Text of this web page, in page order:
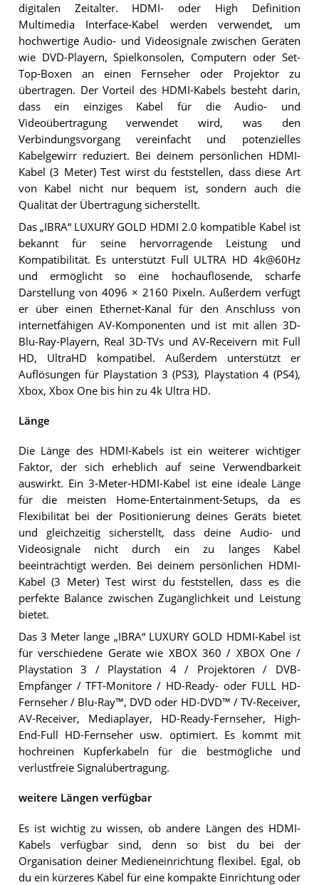
digitalen Zeitalter. HDMI- oder High Definition
Multimedia Interface-Kabel werden verwendet, um
hochwertige Audio- und Videosignale zwischen Geräten
wie DVD-Playern, Spielkonsolen, Computern oder Set-
Top-Boxen an einen Fernseher oder Projektor zu
übertragen. Der Vorteil des HDMI-Kabels besteht darin,
dass ein einziges Kabel für die Audio- und
Videoübertragung verwendet wird, was den
Verbindungsvorgang vereinfacht und potenzielles
Kabelgewirr reduziert. Bei deinem persönlichen HDMI-
Kabel (3 Meter) Test wirst du feststellen, dass diese Art
von Kabel nicht nur bequem ist, sondern auch die
Qualität der Übertragung sicherstellt.
Das „IBRA“ LUXURY GOLD HDMI 2.0 kompatible Kabel ist
bekannt für seine hervorragende Leistung und
Kompatibilität. Es unterstützt Full ULTRA HD 4k@60Hz
und ermöglicht so eine hochauflösende, scharfe
Darstellung von 4096 × 2160 Pixeln. Außerdem verfügt
er über einen Ethernet-Kanal für den Anschluss von
internetfähigen AV-Komponenten und ist mit allen 3D-
Blu-Ray-Playern, Real 3D-TVs und AV-Receivern mit Full
HD, UltraHD kompatibel. Außerdem unterstützt er
Auflösungen für Playstation 3 (PS3), Playstation 4 (PS4),
Xbox, Xbox One bis hin zu 4k Ultra HD.
Länge
Die Länge des HDMI-Kabels ist ein weiterer wichtiger
Faktor, der sich erheblich auf seine Verwendbarkeit
auswirkt. Ein 3-Meter-HDMI-Kabel ist eine ideale Länge
für die meisten Home-Entertainment-Setups, da es
Flexibilität bei der Positionierung deines Geräts bietet
und gleichzeitig sicherstellt, dass deine Audio- und
Videosignale nicht durch ein zu langes Kabel
beeinträchtigt werden. Bei deinem persönlichen HDMI-
Kabel (3 Meter) Test wirst du feststellen, dass es die
perfekte Balance zwischen Zugänglichkeit und Leistung
bietet.
Das 3 Meter lange „IBRA“ LUXURY GOLD HDMI-Kabel ist
für verschiedene Geräte wie XBOX 360 / XBOX One /
Playstation 3 / Playstation 4 / Projektoren / DVB-
Empfänger / TFT-Monitore / HD-Ready- oder FULL HD-
Fernseher / Blu-Ray™, DVD oder HD-DVD™ / TV-Receiver,
AV-Receiver, Mediaplayer, HD-Ready-Fernseher, High-
End-Full HD-Fernseher usw. optimiert. Es kommt mit
hochreinen Kupferkabeln für die bestmögliche und
verlustfreie Signalübertragung.
weitere Längen verfügbar
Es ist wichtig zu wissen, ob andere Längen des HDMI-
Kabels verfügbar sind, denn so bist du bei der
Organisation deiner Medieneinrichtung flexibel. Egal, ob
du ein kürzeres Kabel für eine kompakte Einrichtung oder